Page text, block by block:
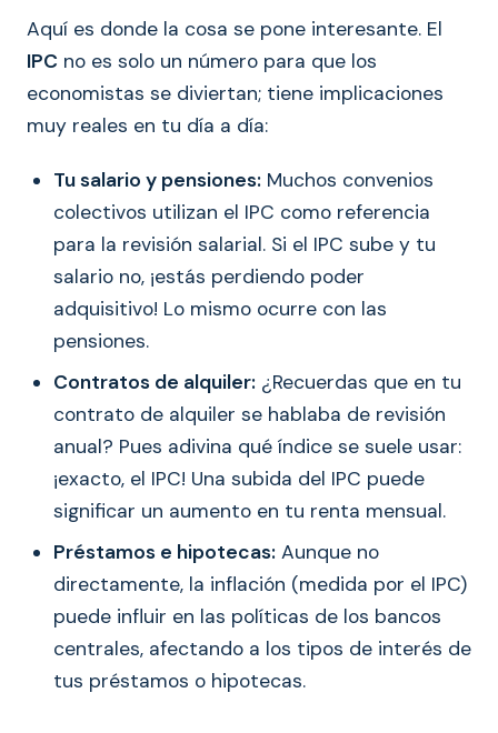
Aquí es donde la cosa se pone interesante. El
IPC no es solo un número para que los
economistas se diviertan; tiene implicaciones
muy reales en tu día a día:
Tu salario y pensiones: Muchos convenios
colectivos utilizan el IPC como referencia
para la revisión salarial. Si el IPC sube y tu
salario no, ¡estás perdiendo poder
adquisitivo! Lo mismo ocurre con las
pensiones.
Contratos de alquiler: ¿Recuerdas que en tu
contrato de alquiler se hablaba de revisión
anual? Pues adivina qué índice se suele usar:
¡exacto, el IPC! Una subida del IPC puede
significar un aumento en tu renta mensual.
Préstamos e hipotecas: Aunque no
directamente, la inflación (medida por el IPC)
puede influir en las políticas de los bancos
centrales, afectando a los tipos de interés de
tus préstamos o hipotecas.